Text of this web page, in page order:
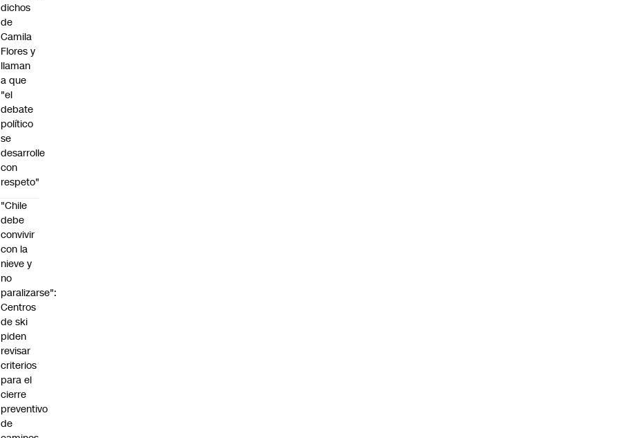
dichos
de
Camila
Flores y
llaman
a que
"el
debate
político
se
desarrolle
con
respeto"
"Chile
debe
convivir
con la
nieve y
no
paralizarse":
Centros
de ski
piden
revisar
criterios
para el
cierre
preventivo
de